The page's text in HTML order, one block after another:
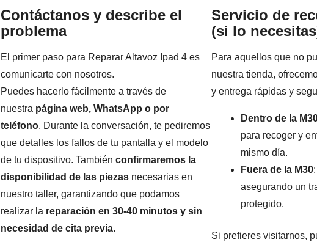
Contáctanos y describe el
problema
El primer paso para Reparar Altavoz Ipad 4 es
comunicarte con nosotros.
Puedes hacerlo fácilmente a través de
nuestra página web, WhatsApp o por
teléfono. Durante la conversación, te pediremos
que detalles los fallos de tu pantalla y el modelo
de tu dispositivo. También confirmaremos la
disponibilidad de las piezasnecesarias en
nuestro taller, garantizando que podamos
realizar la reparación en 30-40 minutos y sin
necesidad de cita previa.
Servicio de
(si lo
Para aquellos que no
nuestra tienda,
y entrega rápidas y
Dentro de la
para recoger y
mismo día.
Fuera de la M30
asegurando un
protegido.
Si prefieres visitarnos,